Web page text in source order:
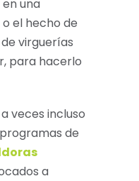
una
el hecho de
virguerías
para hacerlo
veces incluso
de
a